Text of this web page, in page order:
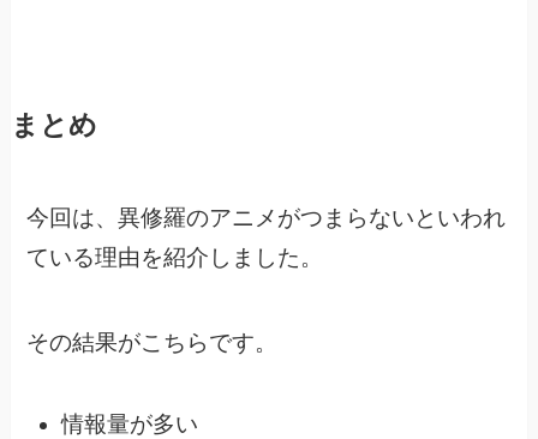
まとめ
今回は、異修羅のアニメがつまらないといわれ
ている理由を紹介しました。
その結果がこちらです。
情報量が多い